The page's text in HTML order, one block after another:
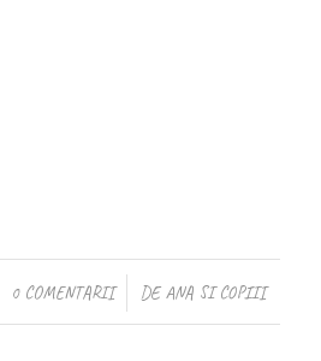
0 COMENTARII
/ DE ANA SI COPIII